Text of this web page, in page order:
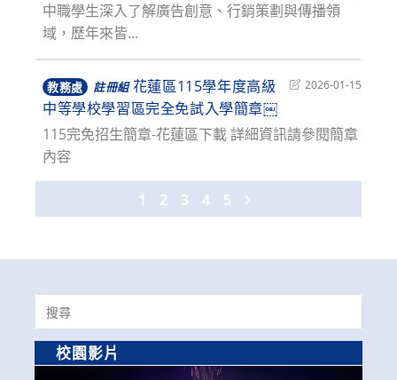
中職學生深入了解廣告創意、行銷策劃與傳播領
域，歷年來皆...
教務處 註冊組 花蓮區115學年度高級
中等學校學習區完全免試入學簡章￼
Post
modified:
2026-01-15
115完免招生簡章-花蓮區下載 詳細資訊請參閱簡章
內容
1 2 3 4 5 Go to the next page
for:
校園影片